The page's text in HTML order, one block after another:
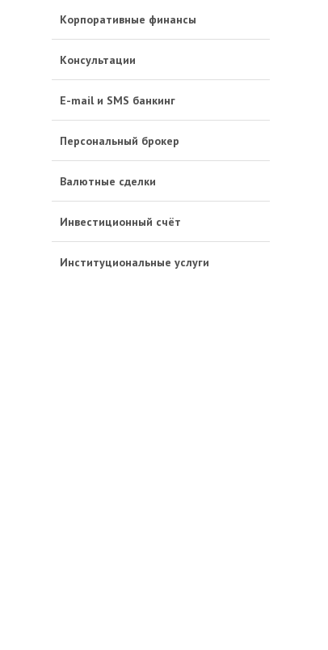
Корпоративные финансы
Консультации
E-mail и SMS банкинг
Персональный брокер
Валютные сделки
Инвестиционный счёт
Институциональные услуги